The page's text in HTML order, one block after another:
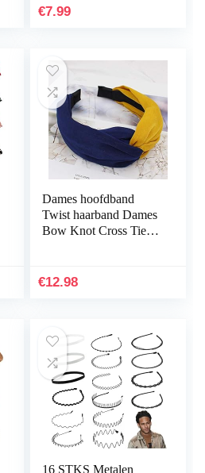
haarband accessoires…
€7.99
Dames hoofdband
Twist haarband Dames
Bow Knot Cross Tie
blauw en geel, maat
€12.98
16 STKS Metalen